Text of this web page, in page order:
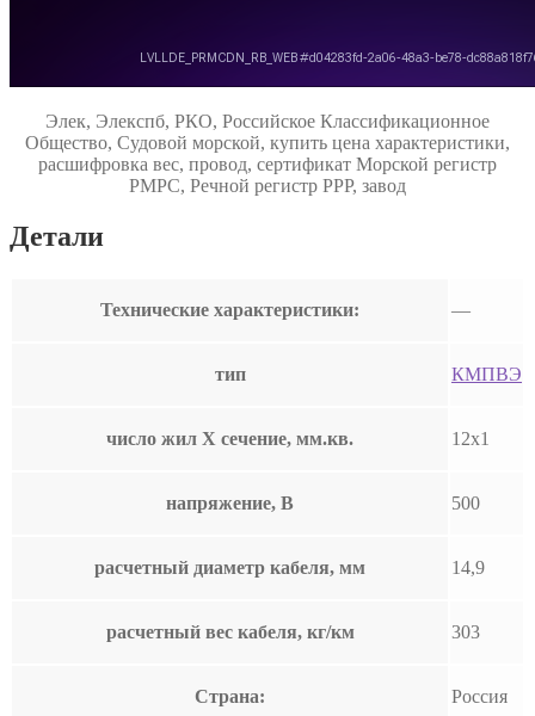
Элек, Элекспб, РКО, Российское Классификационное
Общество, Судовой морской, купить цена характеристики,
расшифровка вес, провод, сертификат Морской регистр
РМРС, Речной регистр РРР, завод
Детали
Технические характеристики: —
тип КМПВЭ
число жил Х сечение, мм.кв. 12х1
напряжение, В 500
расчетный диаметр кабеля, мм 14,9
расчетный вес кабеля, кг/км 303
Страна: Россия